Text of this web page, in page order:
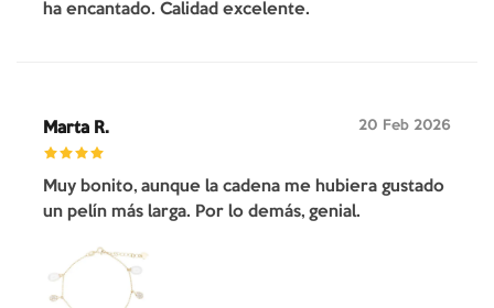
ha encantado. Calidad excelente.
Marta R. 20 Feb 2026
Muy bonito, aunque la cadena me hubiera gustado
un pelín más larga. Por lo demás, genial.